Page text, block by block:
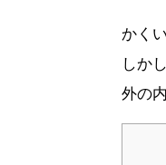
かく
しか
外の